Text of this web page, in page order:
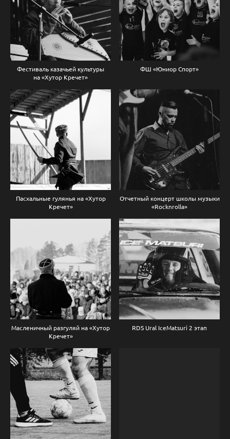
Фестиваль казачьей культуры
на «Хутор Кречет»
ФШ «Юниор Спорт»
Пасхальные гулянья на «Хутор
Кречет»
Отчетный концерт школы музыки
«Rocknrolla»
Масленичный разгуляй на «Хутор
Кречет»
RDS Ural IceMatsuri 2 этап